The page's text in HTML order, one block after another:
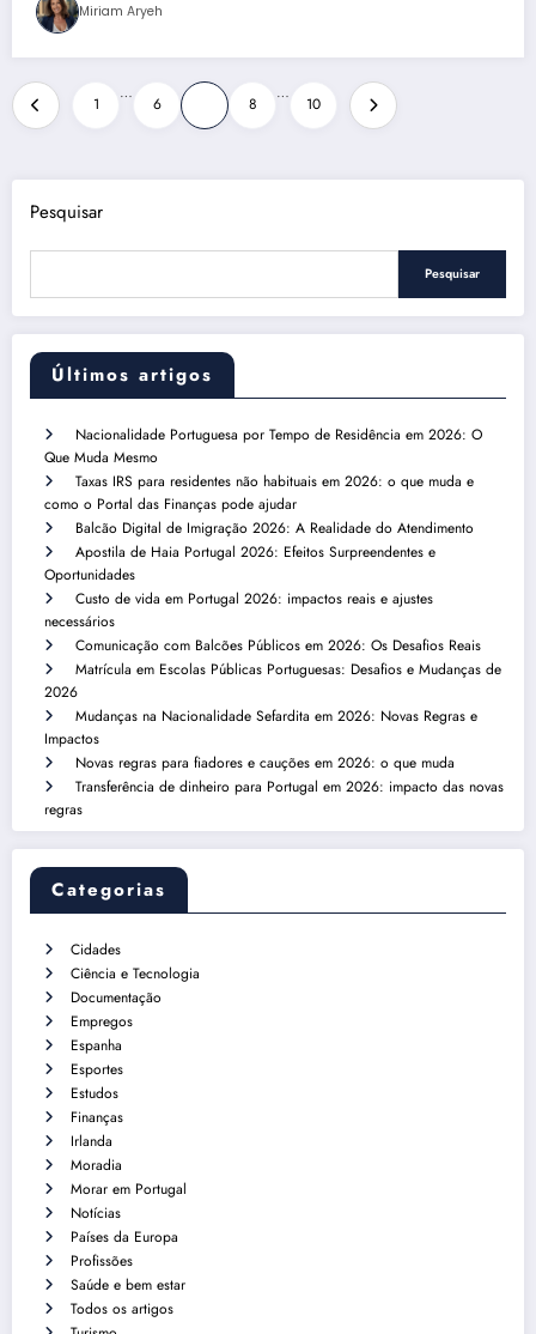
Miriam Aryeh
Paginação
de
posts
1
…
6 8
…
10
Pesquisar
Pesquisar
Últimos artigos
Nacionalidade Portuguesa por Tempo de Residência em 2026: O
Que Muda Mesmo
Taxas IRS para residentes não habituais em 2026: o que muda e
como o Portal das Finanças pode ajudar
Balcão Digital de Imigração 2026: A Realidade do Atendimento
Apostila de Haia Portugal 2026: Efeitos Surpreendentes e
Oportunidades
Custo de vida em Portugal 2026: impactos reais e ajustes
necessários
Comunicação com Balcões Públicos em 2026: Os Desafios Reais
Matrícula em Escolas Públicas Portuguesas: Desafios e Mudanças de
2026
Mudanças na Nacionalidade Sefardita em 2026: Novas Regras e
Impactos
Novas regras para fiadores e cauções em 2026: o que muda
Transferência de dinheiro para Portugal em 2026: impacto das novas
regras
Categorias
Cidades
Ciência e Tecnologia
Documentação
Empregos
Espanha
Esportes
Estudos
Finanças
Irlanda
Moradia
Morar em Portugal
Notícias
Países da Europa
Profissões
Saúde e bem estar
Todos os artigos